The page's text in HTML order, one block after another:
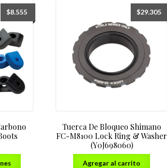
de
menor
$8.555
Tuerca De Bloqueo Shimano
FC-M8100 Lock Ring & Washer
(Y0J698060)
$29.305
Agregar al carrito